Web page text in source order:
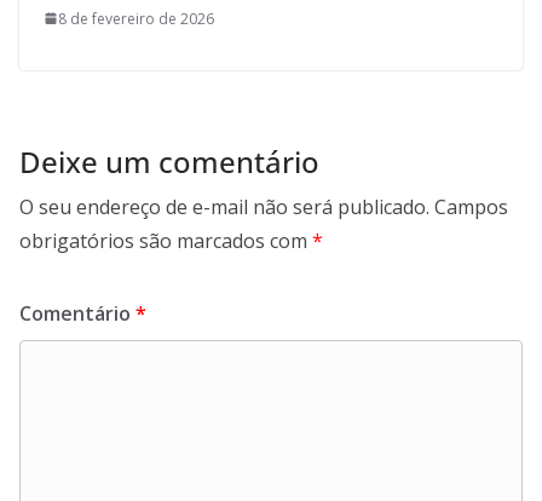
8 de fevereiro de 2026
Deixe um comentário
O seu endereço de e-mail não será publicado. Campos
obrigatórios são marcados com *
Comentário *